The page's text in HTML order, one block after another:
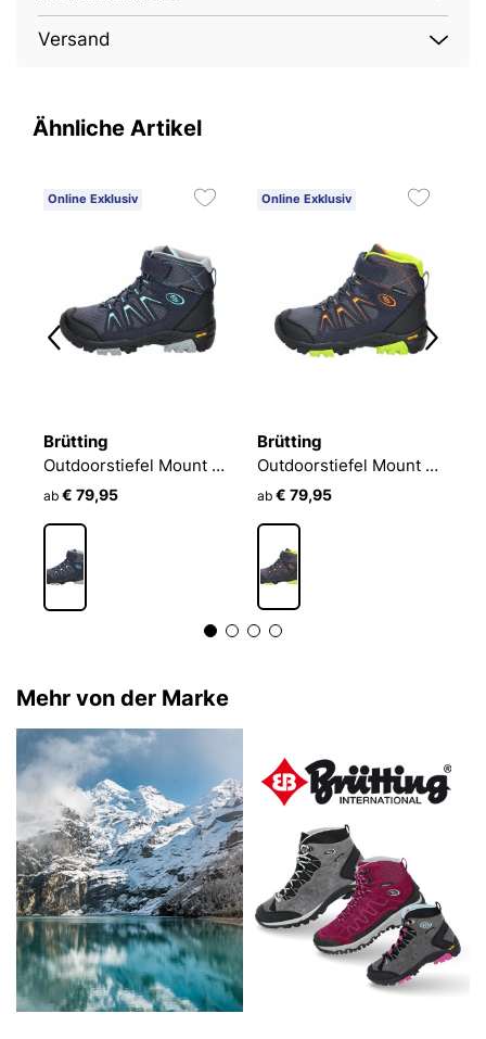
Versand
Ähnliche Artikel
Online Exklusiv
Brütting
Outdoorstiefel Mount Moran
ab € 79,95
Online Exklusiv
Brütting
Outdoorstiefel Mount Moran
ab € 79,95
Mehr von der Marke